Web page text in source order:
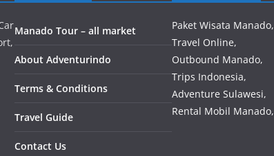
Manado Tour – all market
About Adventurindo
Terms & Conditions
Travel Guide
Contact Us
Paket Wisata Manado,
Travel Online,
Outbound Manado,
Trips Indonesia,
Adventure Sulawesi,
Rental Mobil Manado,